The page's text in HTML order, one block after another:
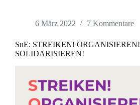
6 März 2022 7 Kommentare
SuE: STREIKEN! ORGANISIEREN!
SOLIDARISIEREN!